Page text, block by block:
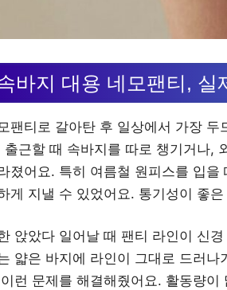
바지 대용 네모팬티, 실
팬티로 갈아탄 후 일상에서 가장 두
출근할 때 속바지를 따로 챙기거나,
졌어요. 특히 여름철 원피스를 입
게 지낼 수 있었어요. 통기성이 좋
앉았다 일어날 때 팬티 라인이 신
얇은 바지에 라인이 그대로 드러
런 문제를 해결해줬어요. 활동량